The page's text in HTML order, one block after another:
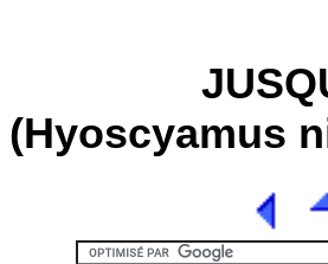
(Hyoscyamus